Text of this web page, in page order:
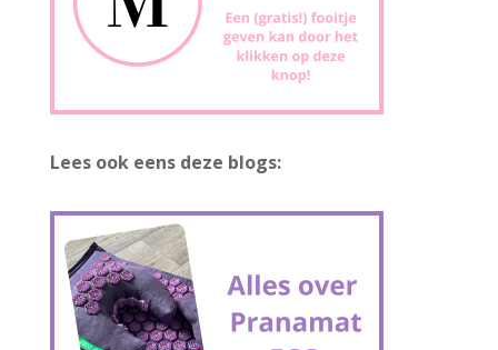
Lees ook eens deze blogs: